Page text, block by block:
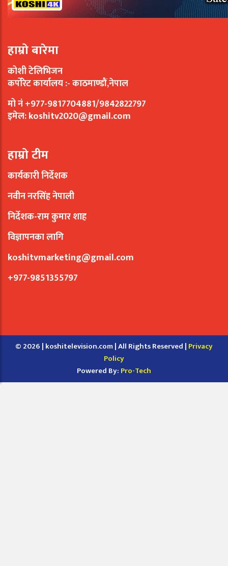
हाम्रो बारेमा
कोशी टेलिभिजन
कर्पोरेट कार्यालय :- काठमाण्डौं,नेपाल
मो नं +977-9817704881/9842822797
इमेल:koshitv2020@gmail.com
हाम्रो टीम
कार्यकारी निर्देशक
नवीन नरसिंह नेपाली
निर्देशक-राम कुमार शाह
विज्ञापनका लागि
koshitvmarketing@gmail.com
+977-9851355797
© 2026 | koshitelevision.com | All Rights Reserved | Privacy
Policy
Powered By: Pro-Tech